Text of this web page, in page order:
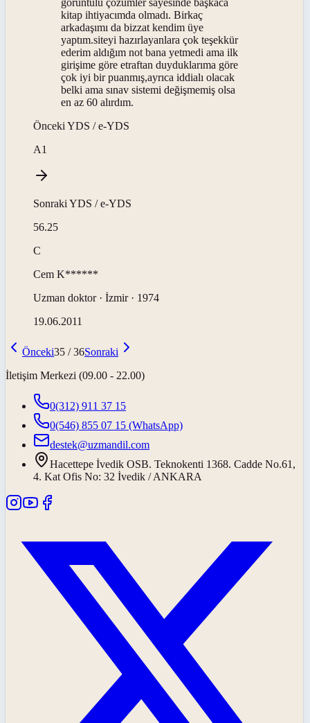
kitap ihtiyacımda olmadı. Birkaç
arkadaşımı da bizzat kendim üye
yaptım.siteyi hazırlayanlara çok teşekkür
ederim aldığım not bana yetmedi ama ilk
girişime göre etraftan duyduklarıma göre
çok iyi bir puanmış,ayrıca iddialı olacak
belki ama sınav sistemi değişmemiş olsa
en az 60 alırdım.
Önceki YDS / e-YDS
A1
Sonraki YDS / e-YDS
56.25
C
Cem K******
Uzman doktor · İzmir · 1974
19.06.2011
Önceki35 /36Sonraki
İletişim Merkezi (09.00 - 22.00)
0(312) 911 37 15
0(546) 855 07 15 (WhatsApp)
destek@uzmandil.com
Hacettepe İvedik OSB. Teknokenti 1368. Cadde No.61,
4. Kat Ofis No: 32 İvedik / ANKARA